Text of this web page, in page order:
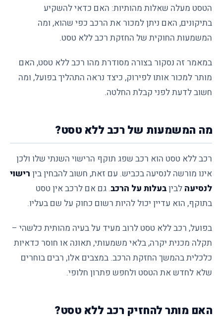
הטסט מעלה שאלות מהותיות: האם כדאי להשקיע
בתיקונים, האם ניתן למכור את הרכב כפי שהוא, ומה
המשמעות החוקית של החזקת רכב ללא טסט.
במאמר זה נסקור בצורה מסודרת מהו רכב ללא טסט, האם
מותר למכור אותו לפירוק, כיצד נראה התהליך בפועל, ומה
חשוב לדעת לפני קבלת החלטה.
מה המשמעות של רכב ללא טסט?
רכב ללא טסט הוא רכב שפג תוקף הרישוי השנתי שלו ולכן
אינו מורשה לנסיעה בכביש. עם זאת, חשוב להבחין בין רישוי
לנסיעה לביןבעלות על הרכב. גם אם לרכב אין טסט
בתוקף, הוא עדיין יכול להיות רשום כחוק על שם בעליו.
בפועל, רכב ללא טסט לרוב מעיד על בעיה מהותית כלשהי –
תקלה מכנית יקרה, בלאי משמעותי, תאונה או חוסר כדאיות
כלכלית בהמשך החזקת הרכב. במצבים אלו, רבים בוחרים
שלא לחדש את הטסט ולחפש פתרון חלופי.
האם מותר להחזיק רכב ללא טסט?